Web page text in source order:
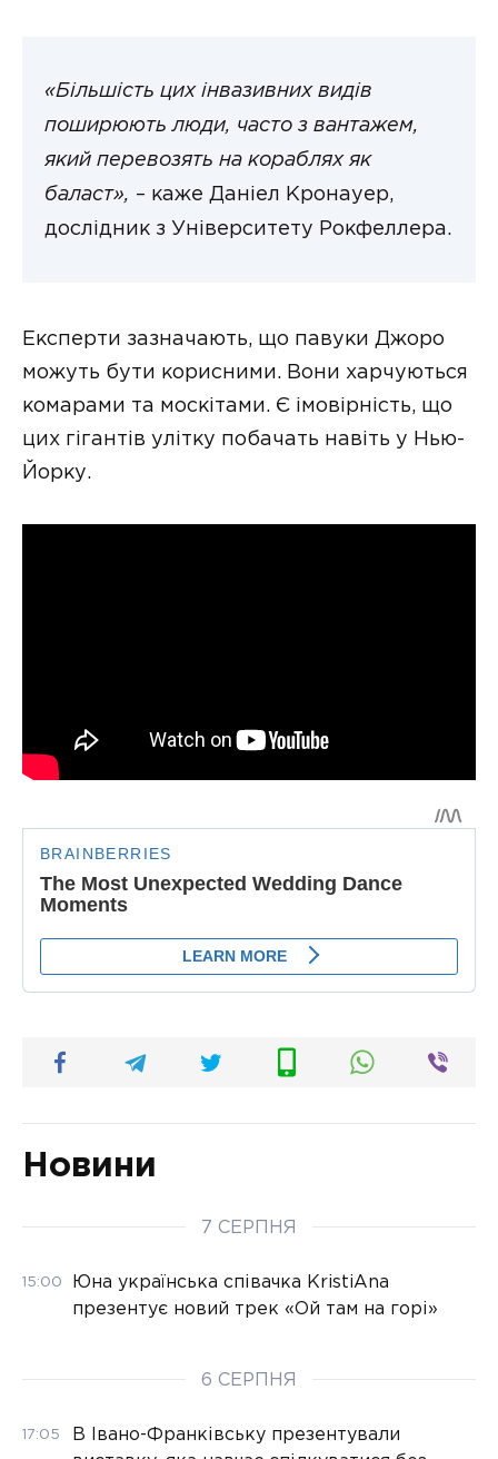
«Більшість цих інвазивних видів
поширюють люди, часто з вантажем,
який перевозять на кораблях як
баласт», – каже Даніел Кронауер,
дослідник з Університету Рокфеллера.
Експерти зазначають, що павуки Джоро
можуть бути корисними. Вони харчуються
комарами та москітами. Є імовірність, що
цих гігантів улітку побачать навіть у Нью-
Йорку.
Новини
7 СЕРПНЯ
15:00
Юна українська співачка KristiAna
презентує новий трек «Ой там на горі»
6 СЕРПНЯ
17:05
В Івано-Франківську презентували